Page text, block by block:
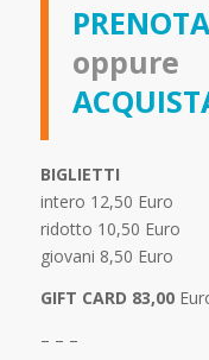
oppure
BIGLIETTI
intero 12,50 Euro
ridotto 10,50 Euro
giovani 8,50 Euro
GIFT CARD 83,00
– – –